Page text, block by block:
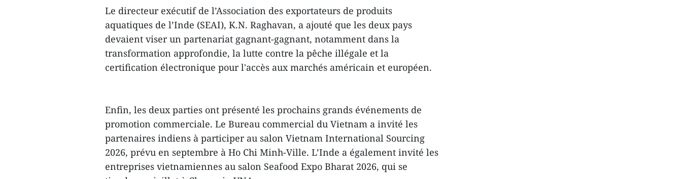
Le directeur exécutif de l’Association des exportateurs de produits
aquatiques de l’Inde (SEAI), K.N. Raghavan, a ajouté que les deux pays
devaient viser un partenariat gagnant-gagnant, notamment dans la
transformation approfondie, la lutte contre la pêche illégale et la
certification électronique pour l'accès aux marchés américain et européen.
Enfin, les deux parties ont présenté les prochains grands événements de
promotion commerciale. Le Bureau commercial du Vietnam a invité les
partenaires indiens à participer au salon Vietnam International Sourcing
2026, prévu en septembre à Ho Chi Minh-Ville. L’Inde a également invité les
entreprises vietnamiennes au salon Seafood Expo Bharat 2026, qui se